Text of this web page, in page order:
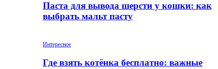
Паста для вывода шерсти у кошки: как
выбрать мальт пасту
Интересное
Где взять котёнка бесплатно: важные